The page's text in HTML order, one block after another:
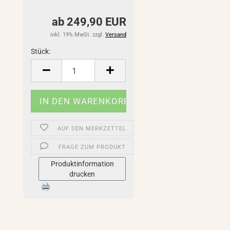
ab 249,90 EUR
inkl. 19% MwSt. zzgl. Versand
Stück:
Stück
AUF DEN MERKZETTEL
FRAGE ZUM PRODUKT
Produktinformation
drucken